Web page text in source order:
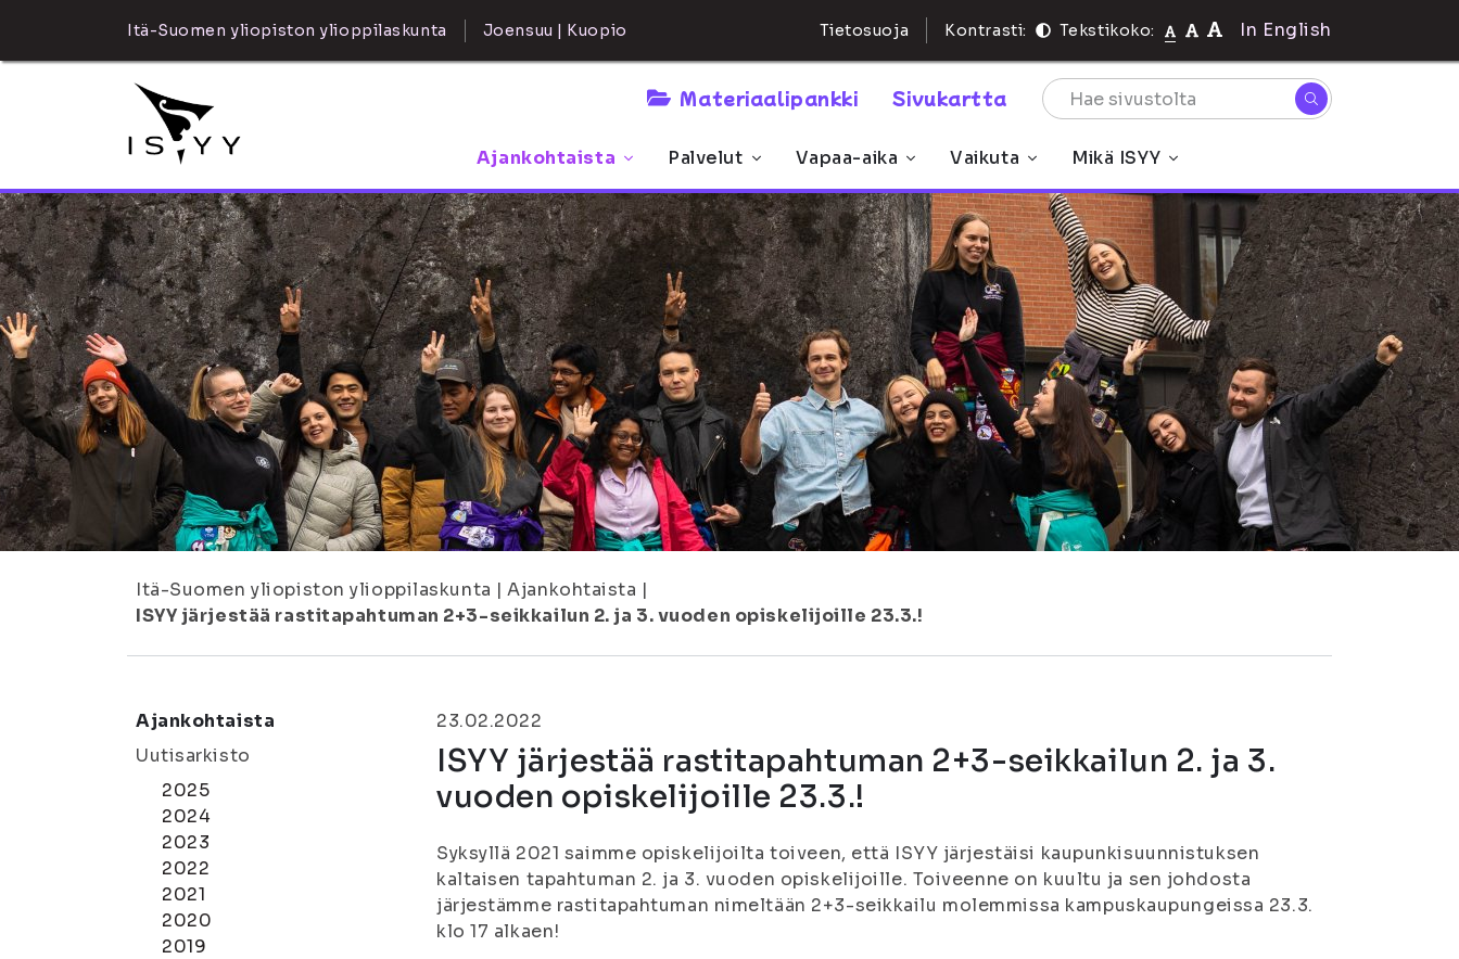
Itä-Suomen yliopiston ylioppilaskunta Joensuu | Kuopio Tietosuoja Kontrasti: Tekstikoko: In English
Materiaalipankki Sivukartta
Ajankohtaista Palvelut Vapaa-aika Vaikuta Mikä ISYY
Itä-Suomen yliopiston ylioppilaskunta | Ajankohtaista |
ISYY järjestää rastitapahtuman 2+3-seikkailun 2. ja 3. vuoden opiskelijoille 23.3.!
Ajankohtaista
Uutisarkisto
2025
2024
2023
2022
2021
2020
2019
23.02.2022
ISYY järjestää rastitapahtuman 2+3-seikkailun 2. ja 3.
vuoden opiskelijoille 23.3.!
Syksyllä 2021 saimme opiskelijoilta toiveen, että ISYY järjestäisi kaupunkisuunnistuksen
kaltaisen tapahtuman 2. ja 3. vuoden opiskelijoille. Toiveenne on kuultu ja sen johdosta
järjestämme rastitapahtuman nimeltään 2+3-seikkailu molemmissa kampuskaupungeissa 23.3.
klo 17 alkaen!